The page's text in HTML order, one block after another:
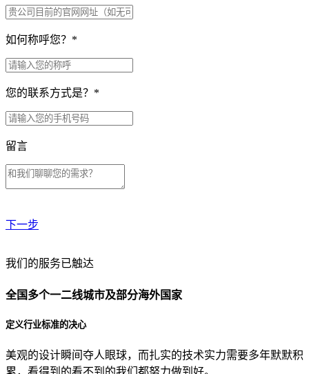
如何称呼您？ *
您的联系方式是？ *
留言
下一步
贵公司预算范围是？
贵公司的团队规模是？
目前主要的营销渠道是？
我们的服务已触达
全国多个一二线城市及部分海外国家
定义行业标准的决心
美观的设计瞬间夺人眼球，而扎实的技术实力需要多年默默积
累，看得到的看不到的我们都努力做到好。